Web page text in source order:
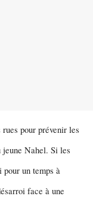
pour prévenir les
Nahel. Si les
pour un temps à
face à une